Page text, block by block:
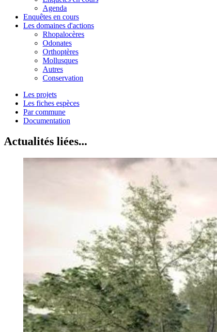
Agenda
Enquêtes en cours
Les domaines d'actions
Rhopalocères
Odonates
Orthoptères
Mollusques
Autres
Conservation
Les projets
Les fiches espèces
Par commune
Documentation
Actualités liées...